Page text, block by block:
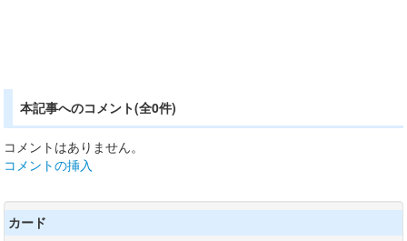
本記事へのコメント(全0件)
コメントはありません。
コメントの挿入
カード